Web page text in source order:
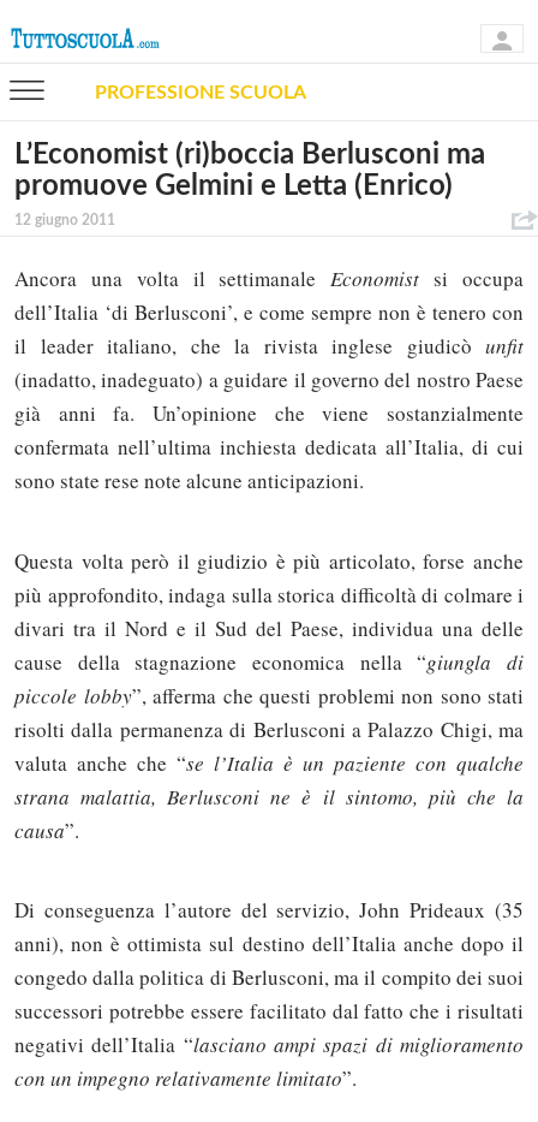
PROFESSIONE SCUOLA
L’Economist (ri)boccia Berlusconi ma
promuove Gelmini e Letta (Enrico)
12 giugno 2011
Ancora una volta il settimanaleEconomist si occupa
dell’Italia ‘di Berlusconi’, e come sempre non è tenero con
il leader italiano, che la rivista inglese giudicò unfit
(inadatto, inadeguato) a guidare il governo del nostro Paese
già anni fa. Un’opinione che viene sostanzialmente
confermata nell’ultima inchiesta dedicata all’Italia, di cui
sono state rese note alcune anticipazioni.
Questa volta però il giudizio è più articolato, forse anche
più approfondito, indaga sulla storica difficoltà di colmare i
divari tra il Nord e il Sud del Paese, individua una delle
cause della stagnazione economica nella “giungla di
piccole lobby”, afferma che questi problemi non sono stati
risolti dalla permanenza di Berlusconi a Palazzo Chigi, ma
valuta anche che “se l’Italia è un paziente con qualche
strana malattia, Berlusconi ne è il sintomo, più che la
causa”.
Di conseguenza l’autore del servizio, John Prideaux (35
anni), non è ottimista sul destino dell’Italia anche dopo il
congedo dalla politica di Berlusconi, ma il compito dei suoi
successori potrebbe essere facilitato dal fatto che i risultati
negativi dell’Italia “lasciano ampi spazi di miglioramento
con un impegno relativamente limitato”.